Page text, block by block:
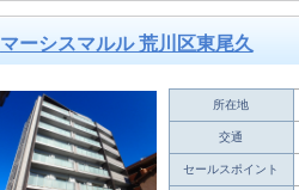
マーシスマルル 荒川区東尾久
所在地
交通
セールスポイント